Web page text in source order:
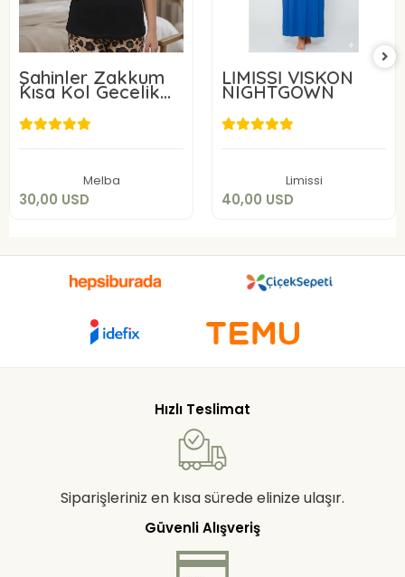
Şahinler Zakkum
Kısa Kol Gecelik
22227
Melba
30,00 USD
30,00 USD
LİMİSSİ VİSKON
NIGHTGOWN
Limissi
40,00 USD
40,00 USD
Hızlı Teslimat
Siparişleriniz en kısa sürede elinize ulaşır.
Güvenli Alışveriş